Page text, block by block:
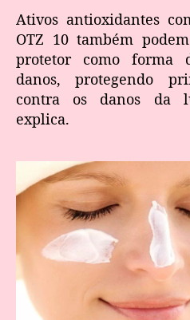
Ativos antioxidantes
OTZ 10 também
protetor como forma
danos, protegendo
contra os danos da
explica.